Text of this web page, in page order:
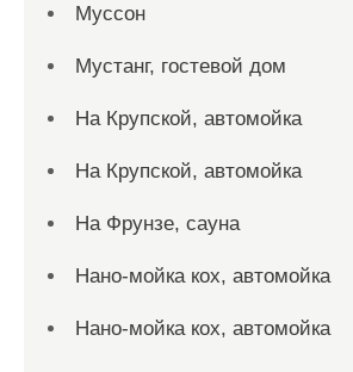
Муссон
Мустанг, гостевой дом
На Крупской, автомойка
На Крупской, автомойка
На Фрунзе, сауна
Нано-мойка кох, автомойка
Нано-мойка кох, автомойка